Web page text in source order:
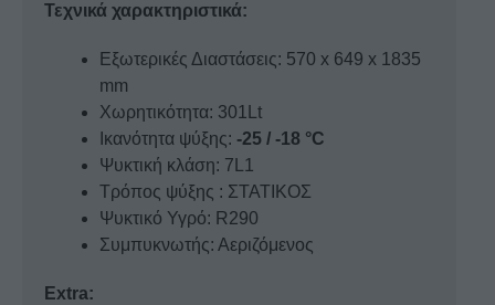
Τεχνικά χαρακτηριστικά:
Εξωτερικές Διαστάσεις: 570 x 649 x 1835
mm
Χωρητικότητα: 301Lt
Ικανότητα ψύξης: -25 / -18 °C
Ψυκτική κλάση: 7L1
Τρόπος ψύξης : ΣΤΑΤΙΚΟΣ
Ψυκτικό Υγρό: R290
Συμπυκνωτής: Αεριζόμενος
Extra: